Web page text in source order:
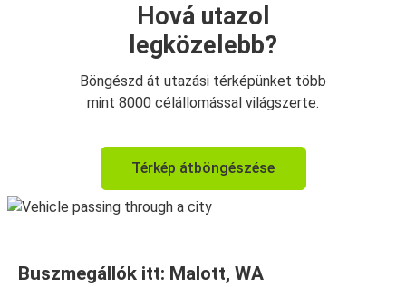
Hová utazol
legközelebb?
Böngészd át utazási térképünket több
mint 8000 célállomással világszerte.
Térkép átböngészése
Buszmegállók itt: Malott, WA